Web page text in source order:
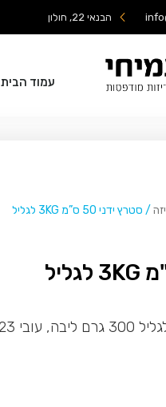
הבנאי 22, חולון
עמוד הבית
/ סטרץ ידני 50 ס”מ 3KG לגליל